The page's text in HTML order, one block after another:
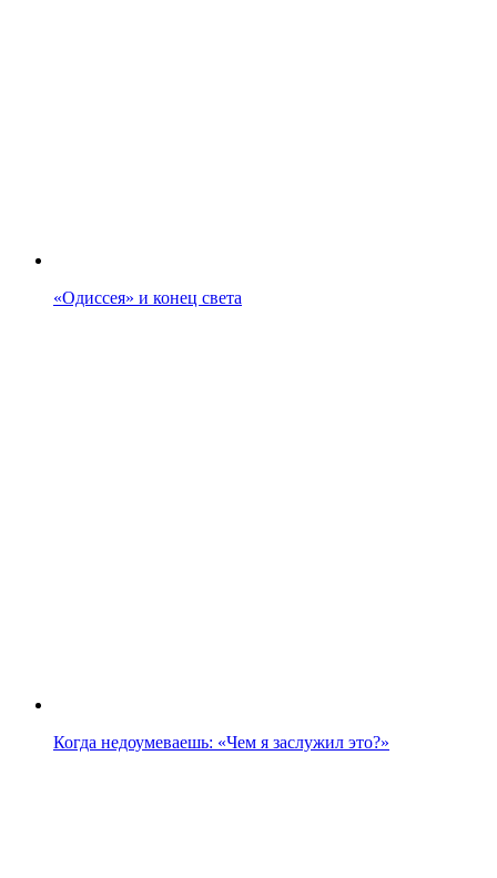
«Одиссея» и конец света
Когда недоумеваешь: «Чем я заслужил это?»